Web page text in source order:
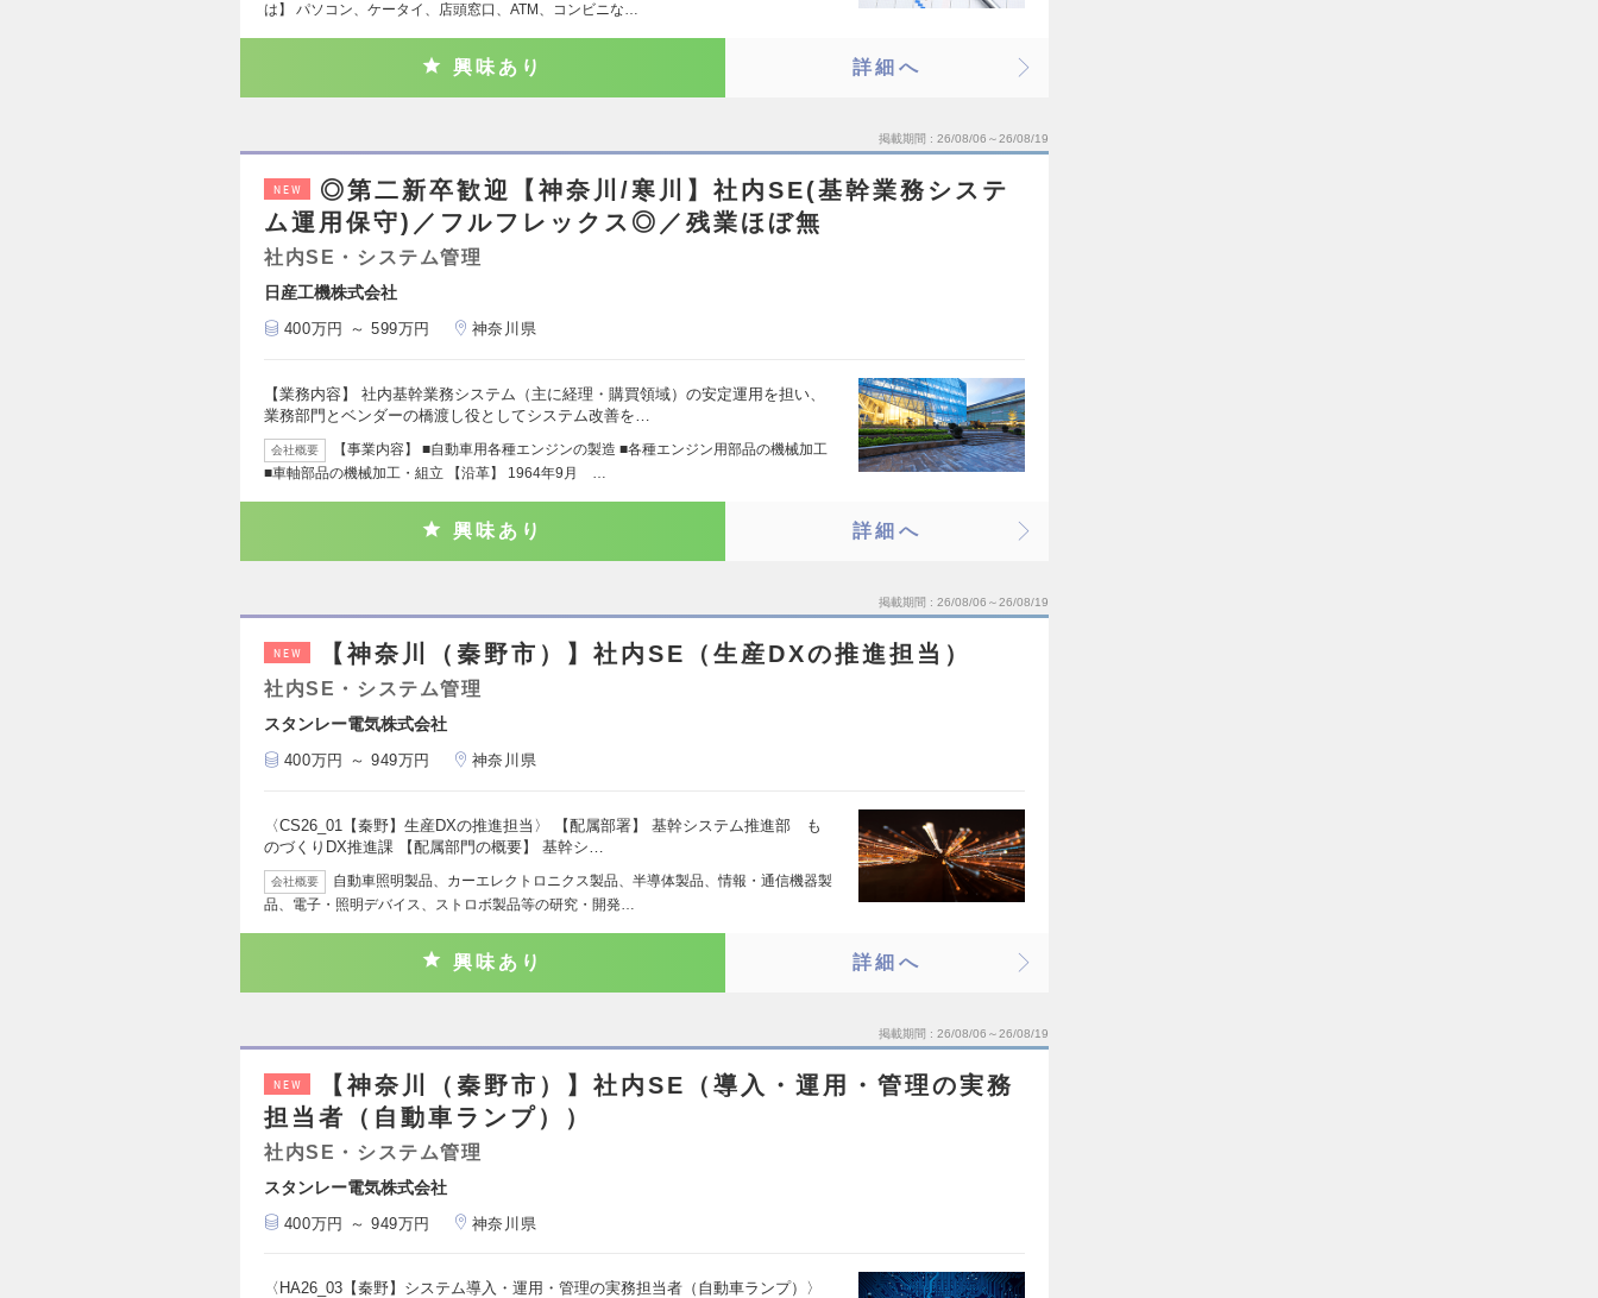
は】 パソコン、ケータイ、店頭窓口、ATM、コンビニな…
興味あり 詳細へ
掲載期間 26/08/06～26/08/19
NEW
◎第二新卒歓迎【神奈川/寒川】社内SE(基幹業務システ
ム運用保守)／フルフレックス◎／残業ほぼ無
社内SE・システム管理
日産工機株式会社
400万円 ～ 599万円 神奈川県
【業務内容】 社内基幹業務システム（主に経理・購買領域）の安定運用を担い、
業務部門とベンダーの橋渡し役としてシステム改善を…
会社概要
【事業内容】 ■自動車用各種エンジンの製造 ■各種エンジン用部品の機械加工
■車軸部品の機械加工・組立 【沿革】 1964年9月 …
興味あり 詳細へ
掲載期間 26/08/06～26/08/19
NEW 【神奈川（秦野市）】社内SE（生産DXの推進担当）
社内SE・システム管理
スタンレー電気株式会社
400万円 ～ 949万円 神奈川県
〈CS26_01【秦野】生産DXの推進担当〉 【配属部署】 基幹システム推進部 も
のづくりDX推進課 【配属部門の概要】 基幹シ…
会社概要
自動車照明製品、カーエレクトロニクス製品、半導体製品、情報・通信機器製
品、電子・照明デバイス、ストロボ製品等の研究・開発…
興味あり 詳細へ
掲載期間 26/08/06～26/08/19
NEW
【神奈川（秦野市）】社内SE（導入・運用・管理の実務
担当者（自動車ランプ））
社内SE・システム管理
スタンレー電気株式会社
400万円 ～ 949万円 神奈川県
〈HA26_03【秦野】システム導入・運用・管理の実務担当者（自動車ランプ）〉